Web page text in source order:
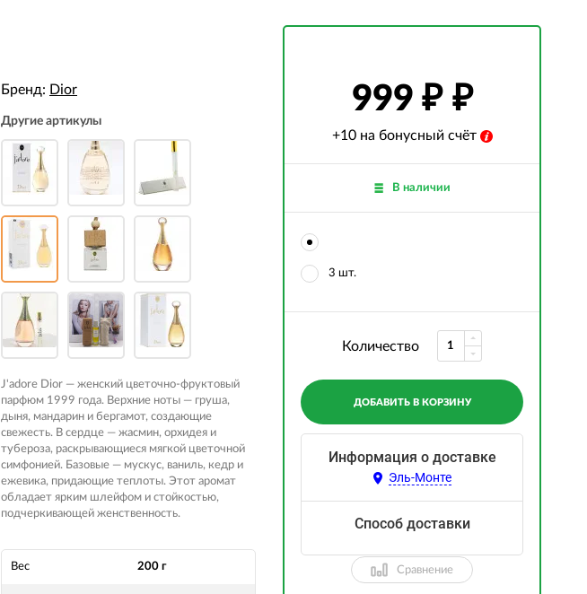
Бренд: Dior
Другие артикулы
J'adore Dior — женский цветочно-фруктовый
парфюм 1999 года. Верхние ноты — груша,
дыня, мандарин и бергамот, создающие
свежесть. В сердце — жасмин, орхидея и
тубероза, раскрывающиеся мягкой цветочной
симфонией. Базовые — мускус, ваниль, кедр и
ежевика, придающие теплоты. Этот аромат
обладает ярким шлейфом и стойкостью,
подчеркивающей женственность.
Вес 200 г
999 ₽
+10 на бонусный счёт
В наличии
3 шт.
Количество
ДОБАВИТЬ В КОРЗИНУ
Информация о доставке
Эль-Монте
Способ доставки
Сравнение